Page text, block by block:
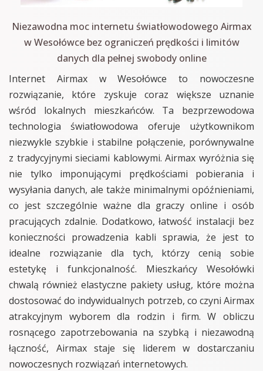
Niezawodna moc internetu światłowodowego Airmax
w Wesołówce bez ograniczeń prędkości i limitów
danych dla pełnej swobody online
Internet Airmax w Wesołówce to nowoczesne
rozwiązanie, które zyskuje coraz większe uznanie
wśród lokalnych mieszkańców. Ta bezprzewodowa
technologia światłowodowa oferuje użytkownikom
niezwykle szybkie i stabilne połączenie, porównywalne
z tradycyjnymi sieciami kablowymi. Airmax wyróżnia się
nie tylko imponującymi prędkościami pobierania i
wysyłania danych, ale także minimalnymi opóźnieniami,
co jest szczególnie ważne dla graczy online i osób
pracujących zdalnie. Dodatkowo, łatwość instalacji bez
konieczności prowadzenia kabli sprawia, że jest to
idealne rozwiązanie dla tych, którzy cenią sobie
estetykę i funkcjonalność. Mieszkańcy Wesołówki
chwalą również elastyczne pakiety usług, które można
dostosować do indywidualnych potrzeb, co czyni Airmax
atrakcyjnym wyborem dla rodzin i firm. W obliczu
rosnącego zapotrzebowania na szybką i niezawodną
łączność, Airmax staje się liderem w dostarczaniu
nowoczesnych rozwiązań internetowych.